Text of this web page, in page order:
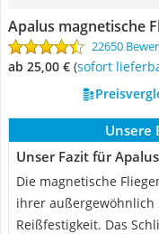
Apalus magnetische
22650
ab 25,00 € ( Sofort
Unsere
Unser Fazit für
Die magnetische
ihrer
Reißfestigkeit. Das